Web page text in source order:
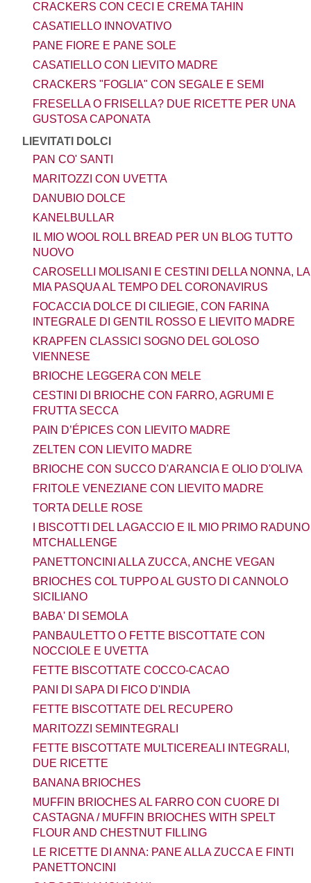
CRACKERS CON CECI E CREMA TAHIN
CASATIELLO INNOVATIVO
PANE FIORE E PANE SOLE
CASATIELLO CON LIEVITO MADRE
CRACKERS "FOGLIA" CON SEGALE E SEMI
FRESELLA O FRISELLA? DUE RICETTE PER UNA
GUSTOSA CAPONATA
LIEVITATI DOLCI
PAN CO' SANTI
MARITOZZI CON UVETTA
DANUBIO DOLCE
KANELBULLAR
IL MIO WOOL ROLL BREAD PER UN BLOG TUTTO
NUOVO
CAROSELLI MOLISANI E CESTINI DELLA NONNA, LA
MIA PASQUA AL TEMPO DEL CORONAVIRUS
FOCACCIA DOLCE DI CILIEGIE, CON FARINA
INTEGRALE DI GENTIL ROSSO E LIEVITO MADRE
KRAPFEN CLASSICI SOGNO DEL GOLOSO
VIENNESE
BRIOCHE LEGGERA CON MELE
CESTINI DI BRIOCHE CON FARRO, AGRUMI E
FRUTTA SECCA
PAIN D’ÉPICES CON LIEVITO MADRE
ZELTEN CON LIEVITO MADRE
BRIOCHE CON SUCCO D'ARANCIA E OLIO D'OLIVA
FRITOLE VENEZIANE CON LIEVITO MADRE
TORTA DELLE ROSE
I BISCOTTI DEL LAGACCIO E IL MIO PRIMO RADUNO
MTCHALLENGE
PANETTONCINI ALLA ZUCCA, ANCHE VEGAN
BRIOCHES COL TUPPO AL GUSTO DI CANNOLO
SICILIANO
BABA' DI SEMOLA
PANBAULETTO O FETTE BISCOTTATE CON
NOCCIOLE E UVETTA
FETTE BISCOTTATE COCCO-CACAO
PANI DI SAPA DI FICO D'INDIA
FETTE BISCOTTATE DEL RECUPERO
MARITOZZI SEMINTEGRALI
FETTE BISCOTTATE MULTICEREALI INTEGRALI,
DUE RICETTE
BANANA BRIOCHES
MUFFIN BRIOCHES AL FARRO CON CUORE DI
CASTAGNA / MUFFIN BRIOCHES WITH SPELT
FLOUR AND CHESTNUT FILLING
LE RICETTE DI ANNA: PANE ALLA ZUCCA E FINTI
PANETTONCINI